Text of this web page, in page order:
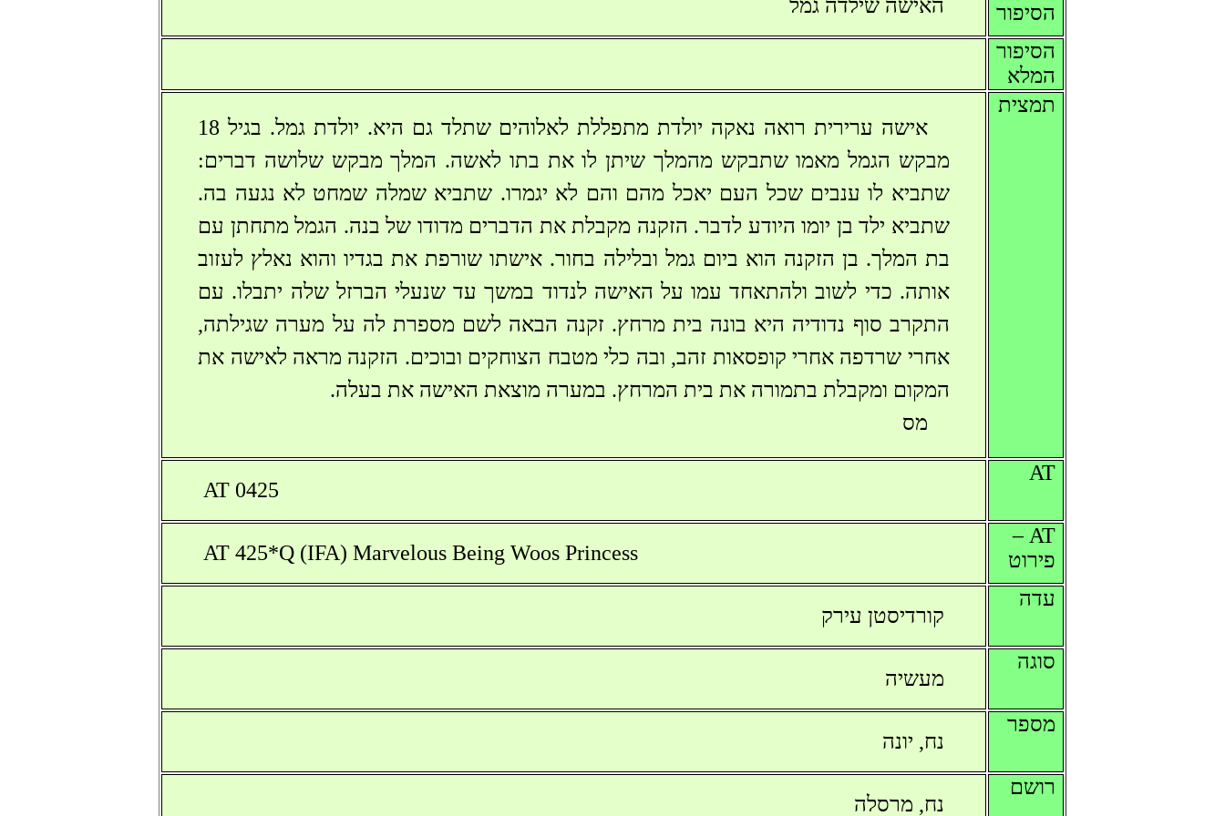
האישה שילדה גמל
הסיפור
הסיפור
המלא
אישה ערירית רואה נאקה יולדת מתפללת לאלוהים שתלד גם היא. יולדת גמל. בגיל 18
מבקש הגמל מאמו שתבקש מהמלך שיתן לו את בתו לאשה. המלך מבקש שלושה דברים:
שתביא לו ענבים שכל העם יאכל מהם והם לא יגמרו. שתביא שמלה שמחט לא נגעה בה.
שתביא ילד בן יומו היודע לדבר. הזקנה מקבלת את הדברים מדודו של בנה. הגמל מתחתן עם
בת המלך. בן הזקנה הוא ביום גמל ובלילה בחור. אישתו שורפת את בגדיו והוא נאלץ לעזוב
אותה. כדי לשוב ולהתאחד עמו על האישה לנדוד במשך עד שנעלי הברזל שלה יתבלו. עם
התקרב סוף נדודיה היא בונה בית מרחץ. זקנה הבאה לשם מספרת לה על מערה שגילתה,
אחרי שרדפה אחרי קופסאות זהב, ובה כלי מטבח הצוחקים ובוכים. הזקנה מראה לאישה את
המקום ומקבלת בתמורה את בית המרחץ. במערה מוצאת האישה את בעלה.
מס
תמצית
AT 0425
AT
AT 425*Q (IFA) Marvelous Being Woos Princess
AT –
פירוט
קורדיסטן עירק
עדה
מעשיה
סוגה
נח, יונה
מספר
נח, מרסלה
רושם